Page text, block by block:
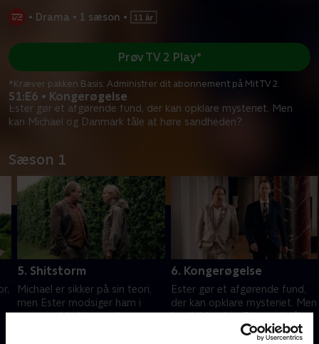
• Drama • 1 sæson •
S1:E6 • Kongerøgelse
Ester gør et afgørende fund, der kan opklare mysteriet. Men
kan Michael og Danmark tåle at høre sandheden?
Prøv TV 2 Play*
*Kræver pakken Basis. Administrer dit abonnement på Mit TV 2.
Sæson 1
5. Shitstorm
Michael er sikker på sin teori,
men Ester modsiger ham i
pressen. Medierne griber
6. Kongerøgelse
Ester gør et afgørende fund,
der kan opklare mysteriet. Men
kan Michael og Danmark tåle
at høre sandheden?